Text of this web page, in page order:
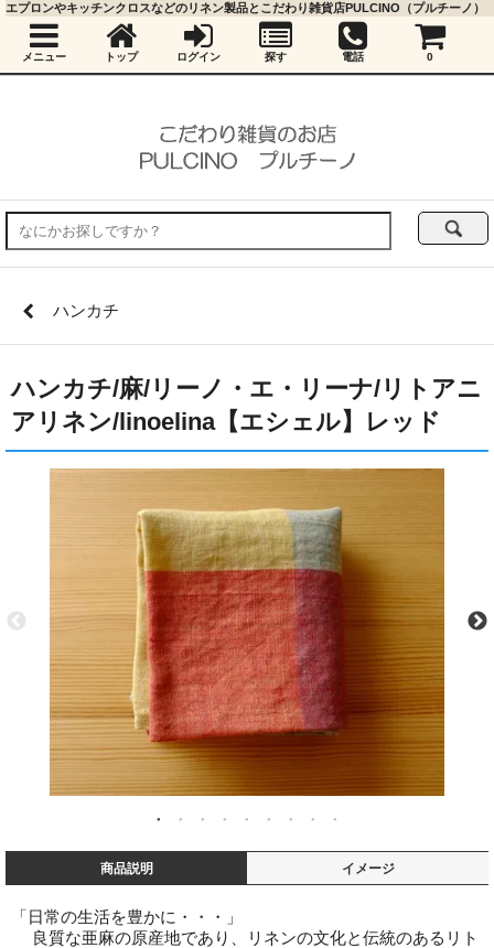
ハンカチ
ハンカチ/麻/リーノ・エ・リーナ/リトアニ
アリネン/linoelina【エシェル】レッド
商品説明 イメージ
「日常の生活を豊かに・・・」
良質な亜麻の原産地であり、リネンの文化と伝統のあるリト
エプロンやキッチンクロスなどのリネン製品とこだわり雑貨店PULCINO（プルチーノ）
メニュー トップ ログイン 探す 電話 0